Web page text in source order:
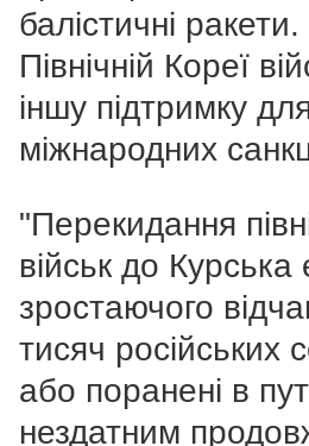
балістичні
Північній Кореї
іншу підтримку
міжнародних
"Перекидання
військ до
зростаючого
тисяч російських
або поранені в
нездатним